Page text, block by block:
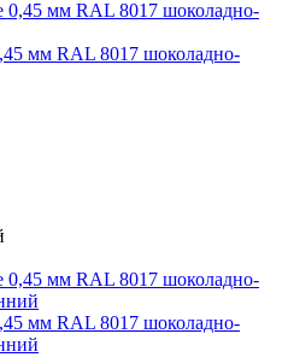
мм RAL 8017 шоколадно-
мм RAL 8017 шоколадно-